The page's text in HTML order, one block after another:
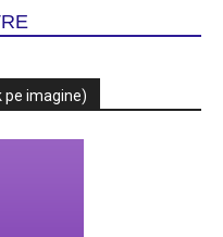
pe imagine)